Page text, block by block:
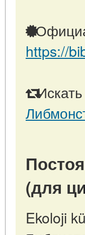
https://
(для
Ekoloji